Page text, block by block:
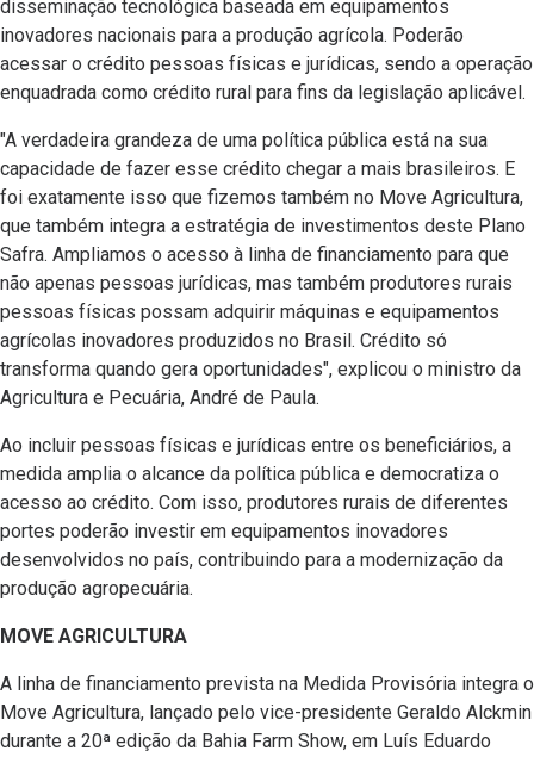
disseminação tecnológica baseada em equipamentos
inovadores nacionais para a produção agrícola. Poderão
acessar o crédito pessoas físicas e jurídicas, sendo a operação
enquadrada como crédito rural para fins da legislação aplicável.
"A verdadeira grandeza de uma política pública está na sua
capacidade de fazer esse crédito chegar a mais brasileiros. E
foi exatamente isso que fizemos também no Move Agricultura,
que também integra a estratégia de investimentos deste Plano
Safra. Ampliamos o acesso à linha de financiamento para que
não apenas pessoas jurídicas, mas também produtores rurais
pessoas físicas possam adquirir máquinas e equipamentos
agrícolas inovadores produzidos no Brasil. Crédito só
transforma quando gera oportunidades", explicou o ministro da
Agricultura e Pecuária, André de Paula.
Ao incluir pessoas físicas e jurídicas entre os beneficiários, a
medida amplia o alcance da política pública e democratiza o
acesso ao crédito. Com isso, produtores rurais de diferentes
portes poderão investir em equipamentos inovadores
desenvolvidos no país, contribuindo para a modernização da
produção agropecuária.
MOVE AGRICULTURA
A linha de financiamento prevista na Medida Provisória integra o
Move Agricultura, lançado pelo vice-presidente Geraldo Alckmin
durante a 20ª edição da Bahia Farm Show, em Luís Eduardo